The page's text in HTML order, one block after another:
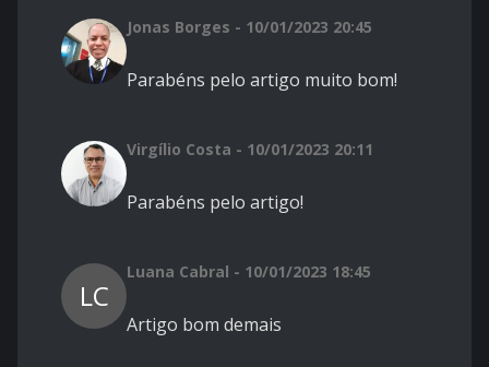
Jonas Borges - 10/01/2023 20:45
Parabéns pelo artigo muito bom!
Virgílio Costa - 10/01/2023 20:11
Parabéns pelo artigo!
LC
Luana Cabral - 10/01/2023 18:45
Artigo bom demais